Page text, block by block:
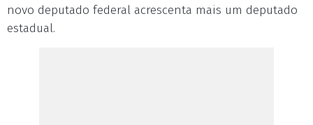
novo deputado federal acrescenta mais um deputado
estadual.